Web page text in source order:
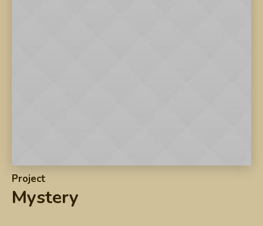
Project
Mystery